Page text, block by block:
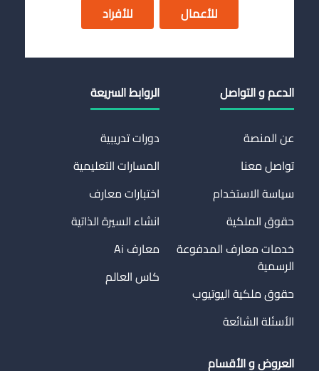
للأعمال للأفراد
الدعم و التواصل
عن المنصة
تواصل معنا
سياسة الاستخدام
حقوق الملكية
خدمات معارف المدفوعة
الرسمية
حقوق ملكية اليوتيوب
الأسئلة الشائعة
الروابط السريعة
دورات تدريبية
المسارات التعليمية
اختبارات معارف
انشاء السيرة الذاتية
معارف Ai
كاس العالم
العروض و الأقسام